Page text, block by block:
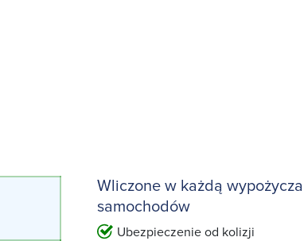
Wliczone w każdą
samochodów
Ubezpieczenie od kolizji